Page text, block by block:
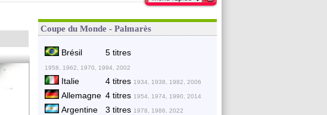
Coupe du Monde - Palmarès
Brésil 5 titres
1958, 1962, 1970, 1994, 2002
Italie 4 titres 1934, 1938, 1982, 2006
Allemagne 4 titres 1954, 1974, 1990, 2014
Argentine 3 titres 1978, 1986, 2022